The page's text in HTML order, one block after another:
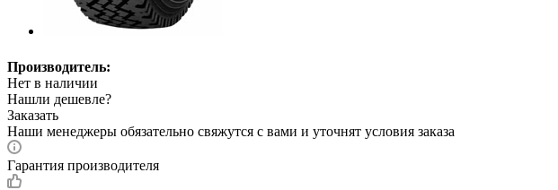
Производитель:
Нет в наличии
Нашли дешевле?
Заказать
Наши менеджеры обязательно свяжутся с вами и уточнят условия заказа
Гарантия производителя